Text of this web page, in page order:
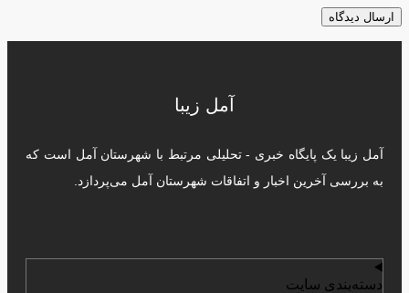
آمل زیبا
آمل زیبا یک پایگاه خبری - تحلیلی مرتبط با شهرستان آمل است که
به بررسی آخرین اخبار و اتفاقات شهرستان آمل می‌پردازد.
دسته‌بندی سایت